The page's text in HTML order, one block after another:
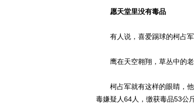
愿天堂里没有毒品
有人说，喜爱踢球的柯占军
鹰在天空翱翔，草丛中的老
柯占军就有这样的眼睛，他
毒嫌疑人64人，缴获毒品53公